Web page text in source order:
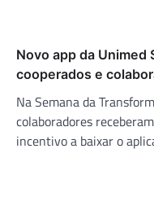
Novo app da Unimed
cooperados e
Na Semana da
colaboradores
incentivo a baixar o